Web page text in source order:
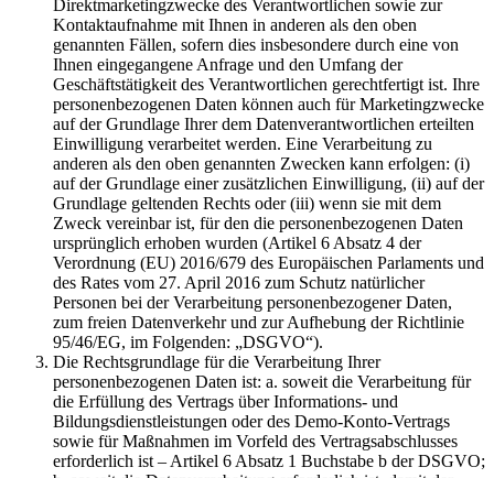
Direktmarketingzwecke des Verantwortlichen sowie zur
Kontaktaufnahme mit Ihnen in anderen als den oben
genannten Fällen, sofern dies insbesondere durch eine von
Ihnen eingegangene Anfrage und den Umfang der
Geschäftstätigkeit des Verantwortlichen gerechtfertigt ist. Ihre
personenbezogenen Daten können auch für Marketingzwecke
auf der Grundlage Ihrer dem Datenverantwortlichen erteilten
Einwilligung verarbeitet werden. Eine Verarbeitung zu
anderen als den oben genannten Zwecken kann erfolgen: (i)
auf der Grundlage einer zusätzlichen Einwilligung, (ii) auf der
Grundlage geltenden Rechts oder (iii) wenn sie mit dem
Zweck vereinbar ist, für den die personenbezogenen Daten
ursprünglich erhoben wurden (Artikel 6 Absatz 4 der
Verordnung (EU) 2016/679 des Europäischen Parlaments und
des Rates vom 27. April 2016 zum Schutz natürlicher
Personen bei der Verarbeitung personenbezogener Daten,
zum freien Datenverkehr und zur Aufhebung der Richtlinie
95/46/EG, im Folgenden: „DSGVO“).
Die Rechtsgrundlage für die Verarbeitung Ihrer
personenbezogenen Daten ist: a. soweit die Verarbeitung für
die Erfüllung des Vertrags über Informations- und
Bildungsdienstleistungen oder des Demo-Konto-Vertrags
sowie für Maßnahmen im Vorfeld des Vertragsabschlusses
erforderlich ist – Artikel 6 Absatz 1 Buchstabe b der DSGVO;